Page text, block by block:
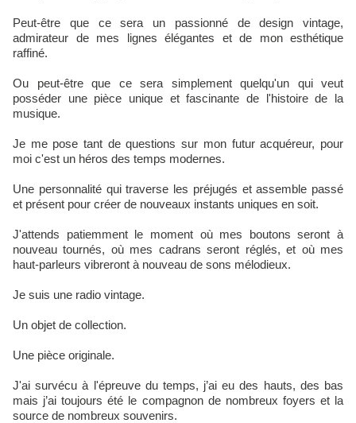
Peut-être que ce sera un passionné de design vintage,
admirateur de mes lignes élégantes et de mon esthétique
raffiné.
Ou peut-être que ce sera simplement quelqu'un qui veut
posséder une pièce unique et fascinante de l'histoire de la
musique.
Je me pose tant de questions sur mon futur acquéreur, pour
moi c'est un héros des temps modernes.
Une personnalité qui traverse les préjugés et assemble passé
et présent pour créer de nouveaux instants uniques en soit.
J'attends patiemment le moment où mes boutons seront à
nouveau tournés, où mes cadrans seront réglés, et où mes
haut-parleurs vibreront à nouveau de sons mélodieux.
Je suis une radio vintage.
Un objet de collection.
Une pièce originale.
J'ai survécu à l'épreuve du temps, j’ai eu des hauts, des bas
mais j’ai toujours été le compagnon de nombreux foyers et la
source de nombreux souvenirs.